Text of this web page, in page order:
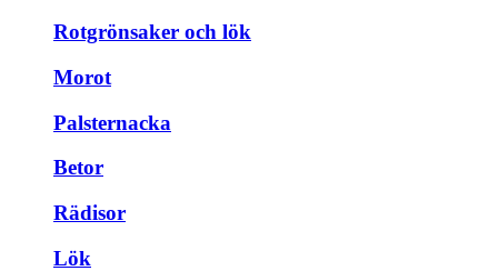
Rotgrönsaker och lök
Morot
Palsternacka
Betor
Rädisor
Lök